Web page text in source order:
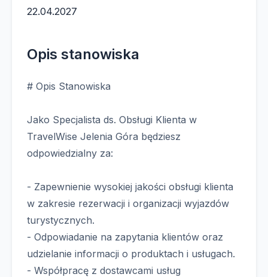
22.04.2027
Opis stanowiska
# Opis Stanowiska
Jako Specjalista ds. Obsługi Klienta w
TravelWise Jelenia Góra będziesz
odpowiedzialny za:
- Zapewnienie wysokiej jakości obsługi klienta
w zakresie rezerwacji i organizacji wyjazdów
turystycznych.
- Odpowiadanie na zapytania klientów oraz
udzielanie informacji o produktach i usługach.
- Współpracę z dostawcami usług